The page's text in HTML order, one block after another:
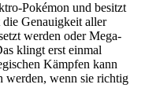
Pokémon und besitzt
Genauigkeit aller
werden oder Mega-
klingt erst einmal
Kämpfen kann
werden, wenn sie richtig